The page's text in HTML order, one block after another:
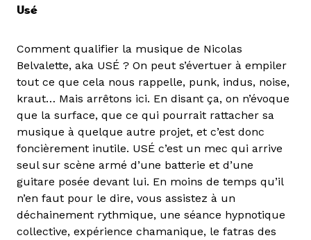
Usé
Comment qualifier la musique de Nicolas
Belvalette, aka USÉ ? On peut s’évertuer à empiler
tout ce que cela nous rappelle, punk, indus, noise,
kraut… Mais arrêtons ici. En disant ça, on n’évoque
que la surface, que ce qui pourrait rattacher sa
musique à quelque autre projet, et c’est donc
foncièrement inutile. USÉ c’est un mec qui arrive
seul sur scène armé d’une batterie et d’une
guitare posée devant lui. En moins de temps qu’il
n’en faut pour le dire, vous assistez à un
déchainement rythmique, une séance hypnotique
collective, expérience chamanique, le fatras des